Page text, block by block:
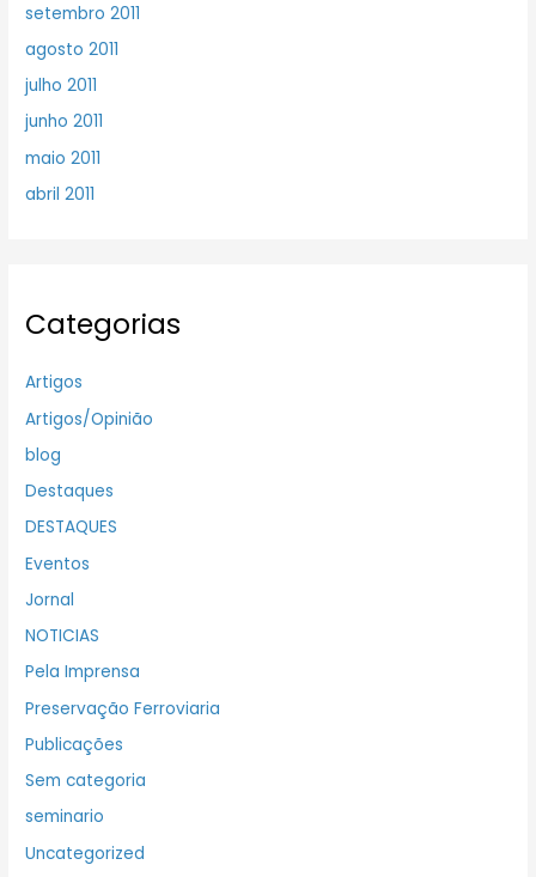
setembro 2011
agosto 2011
julho 2011
junho 2011
maio 2011
abril 2011
Categorias
Artigos
Artigos/Opinião
blog
Destaques
DESTAQUES
Eventos
Jornal
NOTICIAS
Pela Imprensa
Preservação Ferroviaria
Publicações
Sem categoria
seminario
Uncategorized